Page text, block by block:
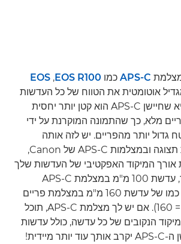
APS-C כמו EOS R100
,
‏EOS
אוטומטית את הטווח של כל העדשות
שלך. הסיבה לכך היא שחיישן APS-C הוא קטן יותר יחסית
מלא, כך שהתמונה המוקרנת על ידי
יותר מהפריים. יש לזה אותה
השפעה כמו הגדלת תצוגה ובמצלמות APS-C של Canon,
אורך המיקוד האפקטיבי של העדשות שלך
פי 1.6. כתוצאה מכך, עדשת 100 מ"מ במצלמת APS-C
מעניקה שדה ראייה כמו של עדשת 160 מ"מ במצלמת פריים
מלא (100 כפול 1.6 = 160). אם יש לך מצלמת APS-C, תוכל
הנקובים של כל עדשה, כולל עדשות